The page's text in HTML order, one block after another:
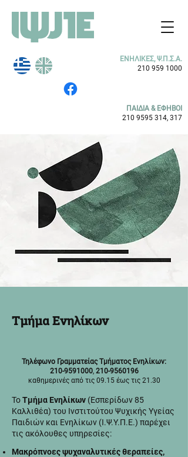
ΕΝΗΛΙΚΕΣ, Ψ.Π.Σ.Α.
210 959 1000
ΠΑΙΔΙΑ & ΕΦΗΒΟΙ
210 9595 314, 317
Τμήμα Ενηλίκων
Τηλέφωνο Γραμματείας Τμήματος Ενηλίκων:
210-9591000, 210-9560196
καθημερινές από τις 09.15 έως τις 21.30
ΤοΤμήμα Ενηλίκων (Εσπερίδων 85
Καλλιθέα) του Ινστιτούτου Ψυχικής Υγείας
Παιδιών και Ενηλίκων (Ι.Ψ.Υ.Π.Ε.) παρέχει
τις ακόλουθες υπηρεσίες:
Mακρόπνοες ψυχαναλυτικές θεραπείες,